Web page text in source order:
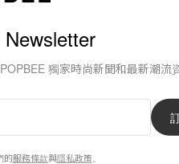
獨家時尚新聞和最新潮流
的服務條款與隱私政策